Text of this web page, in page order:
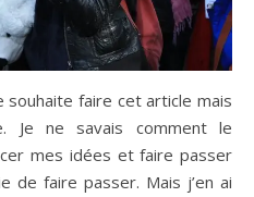
faire cet article mais
Je ne savais comment le
mes idées et faire passer
de faire passer. Mais j’en ai